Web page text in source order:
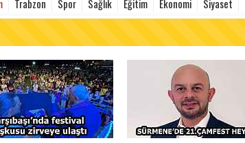
Trabzon Spor Sağlık Eğitim Ekonomi Siyaset
AĞUSTOS AYI İÇİN UYARI!